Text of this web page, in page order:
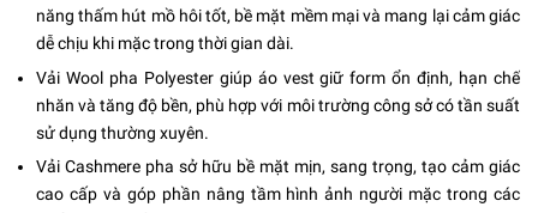
năng thấm hút mồ hôi tốt, bề mặt mềm mại và mang lại cảm giác
dễ chịu khi mặc trong thời gian dài.
Vải Wool pha Polyester giúp áo vest giữ form ổn định, hạn chế
nhăn và tăng độ bền, phù hợp với môi trường công sở có tần suất
sử dụng thường xuyên.
Vải Cashmere pha sở hữu bề mặt mịn, sang trọng, tạo cảm giác
cao cấp và góp phần nâng tầm hình ảnh người mặc trong các